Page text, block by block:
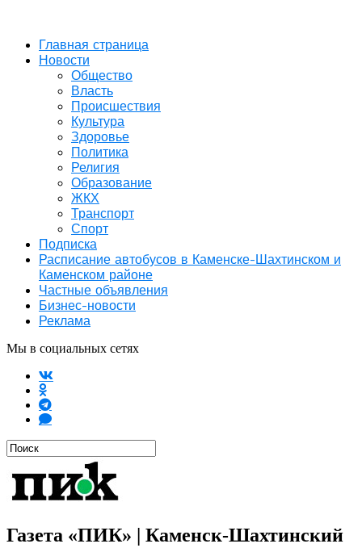
Главная страница
Новости
Общество
Власть
Происшествия
Культура
Здоровье
Политика
Религия
Образование
ЖКХ
Транспорт
Спорт
Подписка
Расписание автобусов в Каменске-Шахтинском и
Каменском районе
Частные объявления
Бизнес-новости
Реклама
Мы в социальных сетях
Газета «ПИК» | Каменск-Шахтинский